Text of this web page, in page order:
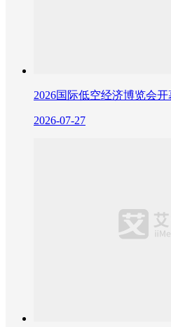
2026国际低空经济博览会
2026-07-27